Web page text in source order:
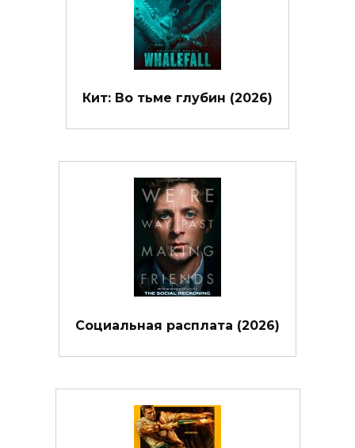
Кит: Во тьме глубин (2026)
Социальная расплата (2026)